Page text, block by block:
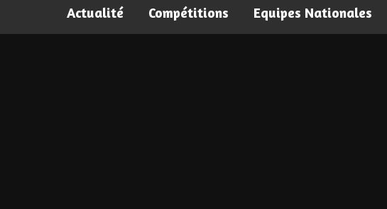
Actualité Compétitions Equipes Nationales